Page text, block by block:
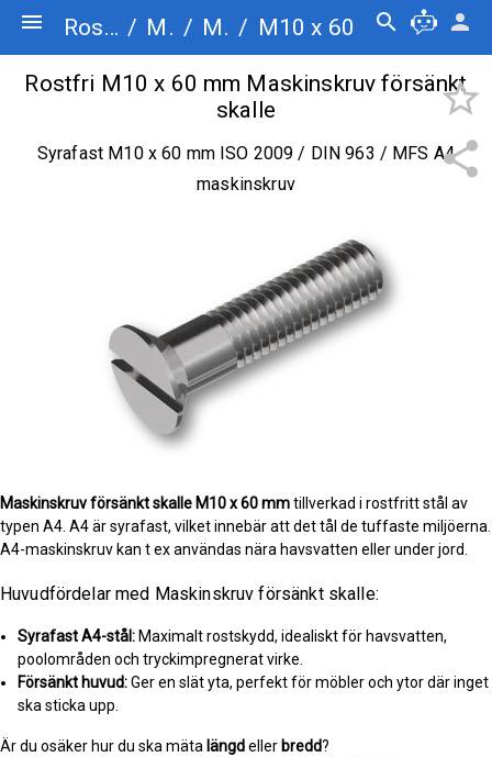
menu Rostfriskruv.se / Maskinskruv / Maskinskruv försänkt skalle / M10 x 60 search person
share
star_border
Rostfri M10 x 60 mm Maskinskruv försänkt
skalle
Syrafast M10 x 60 mm ISO 2009 / DIN 963 / MFS A4
maskinskruv
Maskinskruv försänkt skalle M10 x 60 mmtillverkad i rostfritt stål av
typen A4. A4 är syrafast, vilket innebär att det tål de tuffaste miljöerna.
A4-maskinskruv kan t ex användas nära havsvatten eller under jord.
Huvudfördelar med Maskinskruv försänkt skalle:
Syrafast A4-stål: Maximalt rostskydd, idealiskt för havsvatten,
poolområden och tryckimpregnerat virke.
Försänkt huvud:Ger en slät yta, perfekt för möbler och ytor där inget
ska sticka upp.
Är du osäker hur du ska mäta längdeller bredd?